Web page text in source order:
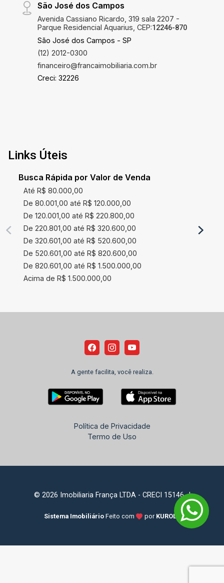
visita e conheça o The First Villa Branca.
São José dos Campos
Avenida Cassiano Ricardo, 319 sala 2207 -
Parque Residencial Aquarius, CEP:12246-870
São José dos Campos - SP
(12) 2012-0300
financeiro@francaimobiliaria.com.br
Creci: 32226
Links Úteis
Busca Rápida por Valor de Venda
Até R$ 80.000,00
De 80.001,00 até R$ 120.000,00
De 120.001,00 até R$ 220.800,00
De 220.801,00 até R$ 320.600,00
De 320.601,00 até R$ 520.600,00
De 520.601,00 até R$ 820.600,00
De 820.601,00 até R$ 1.500.000,00
Acima de R$ 1.500.000,00
A gente facilita, você realiza.
Política de Privacidade
Termo de Uso
© 2026 Imobiliaria França LTDA - CRECI 15146-J
Sistema Imobiliário Feito com por KUROLE